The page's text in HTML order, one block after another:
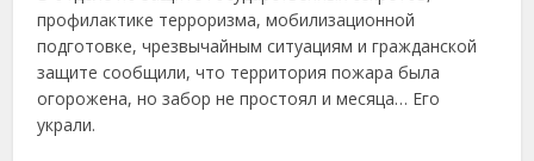
профилактике терроризма, мобилизационной
подготовке, чрезвычайным ситуациям и гражданской
защите сообщили, что территория пожара была
огорожена, но забор не простоял и месяца… Его
украли.